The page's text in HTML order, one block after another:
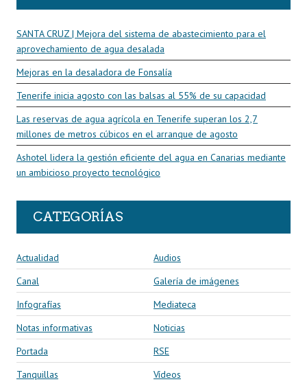
SANTA CRUZ | Mejora del sistema de abastecimiento para el
aprovechamiento de agua desalada
Mejoras en la desaladora de Fonsalía
Tenerife inicia agosto con las balsas al 55% de su capacidad
Las reservas de agua agrícola en Tenerife superan los 2,7
millones de metros cúbicos en el arranque de agosto
Ashotel lidera la gestión eficiente del agua en Canarias mediante
un ambicioso proyecto tecnológico
CATEGORÍAS
Actualidad
Audios
Canal
Galería de imágenes
Infografías
Mediateca
Notas informativas
Noticias
Portada
RSE
Tanquillas
Vídeos